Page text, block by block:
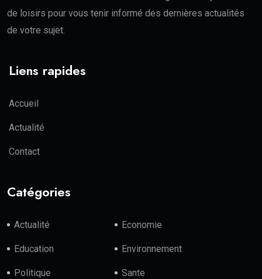
de loisirs pour vous tenir informé des dernières actualités
de votre sujet.
Liens rapides
Accueil
Actualité
Contact
Catégories
Actualité Economie
Education Environnement
Politique Sante